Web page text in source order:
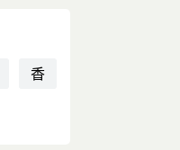
香